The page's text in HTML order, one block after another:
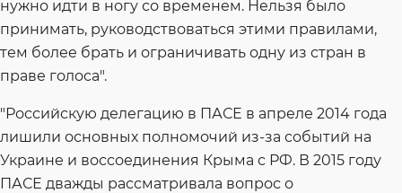
нужно идти в ногу со временем. Нельзя было
принимать, руководствоваться этими правилами,
тем более брать и ограничивать одну из стран в
праве голоса".
"Российскую делегацию в ПАСЕ в апреле 2014 года
лишили основных полномочий из-за событий на
Украине и воссоединения Крыма с РФ. В 2015 году
ПАСЕ дважды рассматривала вопрос о